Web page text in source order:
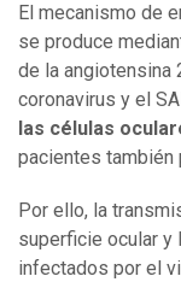
El mecanismo de
se produce
de la angiotensina
coronavirus y el
las células
pacientes también
Por ello, la
superficie ocular
infectados por el